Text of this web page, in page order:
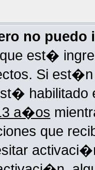
no puedo
est�
Si est�n
a�os
que